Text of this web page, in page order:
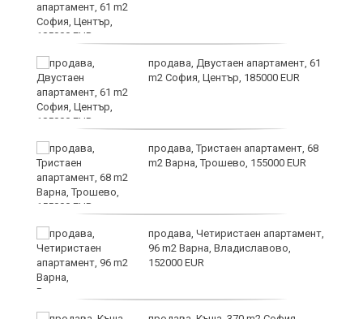
продава, Двустаен апартамент, 61
m2 София, Център, 185000 EUR
продава, Тристаен апартамент, 68
m2 Варна, Трошево, 155000 EUR
продава, Четиристаен апартамент,
96 m2 Варна, Владиславово,
152000 EUR